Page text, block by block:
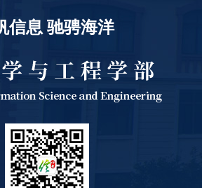
信息 驰骋海洋